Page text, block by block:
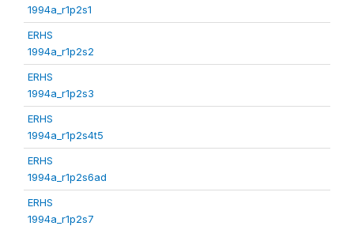
1994a_r1p2s1
ERHS
1994a_r1p2s2
ERHS
1994a_r1p2s3
ERHS
1994a_r1p2s4t5
ERHS
1994a_r1p2s6ad
ERHS
1994a_r1p2s7